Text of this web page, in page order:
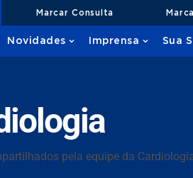
Marcar Consulta
Novidades Imprensa Sua
pela equipe da